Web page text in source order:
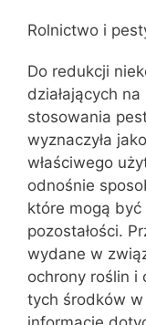
Rolnictwo i
Do redukcji
działających
stosowania
wyznaczyła
właściwego
odnośnie
które mogą
pozostałości.
wydane w
ochrony roślin i
tych środków w